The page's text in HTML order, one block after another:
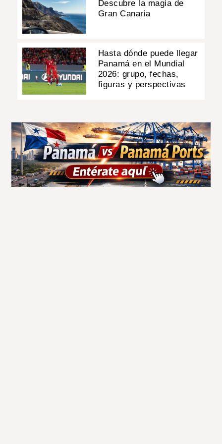
Descubre la magia de
Gran Canaria
Hasta dónde puede llegar
Panamá en el Mundial
2026: grupo, fechas,
figuras y perspectivas